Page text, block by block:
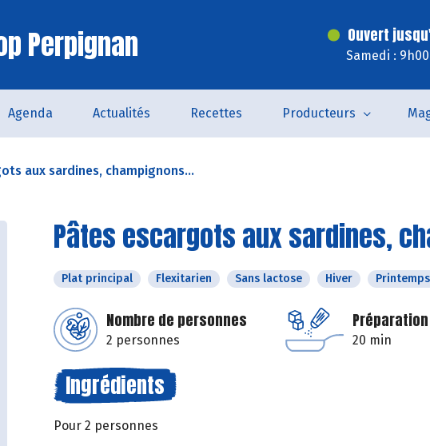
Perpignan Ouvert
Samedi :
Agenda Actualités Recettes Producteurs
aux sardines, champignons...
Pâtes escargots aux sardines,
Plat principal Flexitarien Sans lactose Hiver Printemps
Nombre de personnes
2 personnes
Préparation
20 min
Ingrédients
Pour 2 personnes